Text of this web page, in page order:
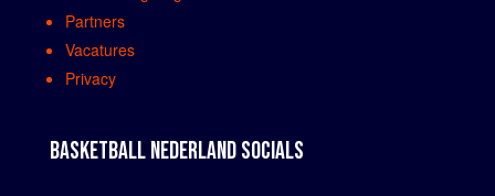
Partners
Vacatures
Privacy
BASKETBALL NEDERLAND SOCIALS